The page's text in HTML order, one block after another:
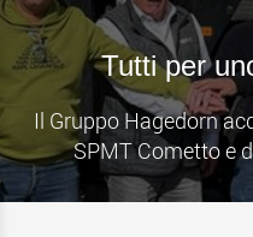
Tutti per
Il Gruppo Hagedorn
SPMT Cometto e